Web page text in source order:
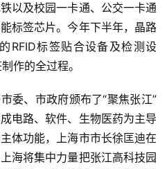
以及校园一卡通、公交一卡通
标签芯片。今年下半年，晶路
RFID标签贴合设备及检测设
作的全过程。
、市政府颁布了“聚焦张江”
电路、软件、生物医药为主导
体功能，上海市市长徐匡迪在
海将集中力量把张江高科技园